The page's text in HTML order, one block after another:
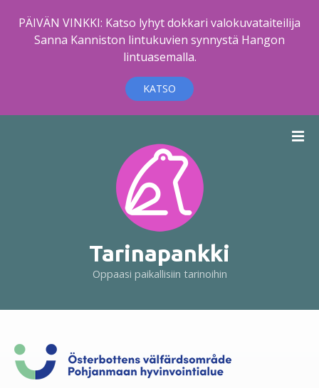
PÄIVÄN VINKKI: Katso lyhyt dokkari valokuvataiteilija
Sanna Kanniston lintukuvien synnystä Hangon
lintuasemalla.
KATSO
t
Tarinapankki
Oppaasi paikallisiin tarinoihin